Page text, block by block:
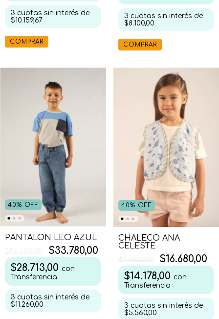
3 cuotas sin interés de
$10.159,67
COMPRAR
3 cuotas sin interés de
$8.100,00
COMPRAR
40% OFF
PANTALON LEO AZUL
$33.780,00
$28.713,00 con
Transferencia
3 cuotas sin interés de
$11.260,00
40% OFF
CHALECO ANA
CELESTE
$16.680,00
$14.178,00 con
Transferencia
3 cuotas sin interés de
$5.560,00